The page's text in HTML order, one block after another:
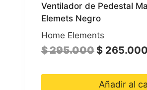
Ventilador de Pedestal
Elemets Negro
Home Elements
$295.000 El
original
$ 265.000
Añadir al